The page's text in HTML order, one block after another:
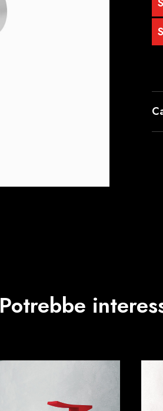
Potrebbe